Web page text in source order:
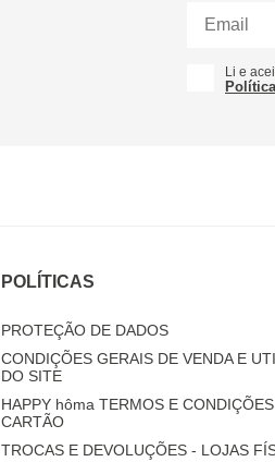
Li e
POLÍTICAS
PROTEÇÃO DE DADOS
CONDIÇÕES GERAIS DE VENDA E
DO SITE
HAPPY hôma TERMOS E
CARTÃO
TROCAS E DEVOLUÇÕES - LOJAS